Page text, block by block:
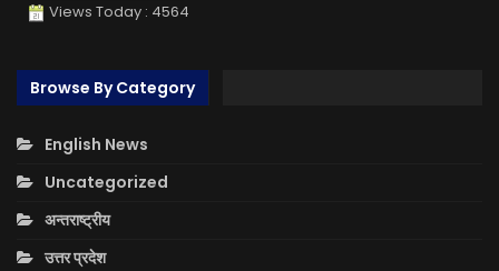
Views Today : 4564
Browse By Category
English News
Uncategorized
अन्तराष्ट्रीय
उत्तर प्रदेश